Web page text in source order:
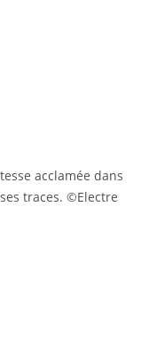
acclamée dans
traces. ©Electre